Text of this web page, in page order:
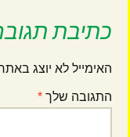
כתיבת
האימייל לא יוצג
התגובה שלך *